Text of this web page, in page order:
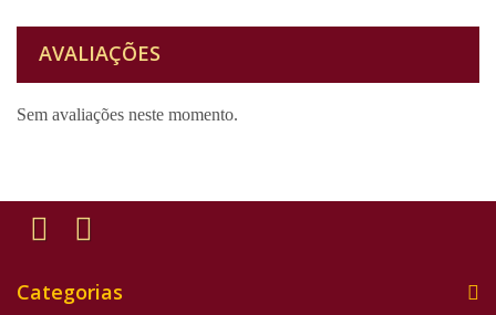
AVALIAÇÕES
Sem avaliações neste momento.
Categorias